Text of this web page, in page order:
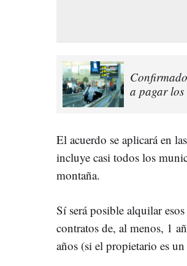
a pagar los
El acuerdo se aplicará en
incluye casi todos los
montaña.
Sí será posible alquilar
contratos de, al menos, 1
años (si el propietario es